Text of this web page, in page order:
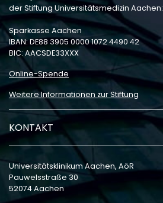
der Stiftung Universitätsmedizin Aachen:
Sparkasse Aachen
IBAN: DE88 3905 0000 1072 4490 42
BIC: AACSDE33XXX
Online-Spende
Weitere Informationen zur Stiftung
KONTAKT
Universitätsklinikum Aachen, AöR
Pauwelsstraße 30
52074 Aachen